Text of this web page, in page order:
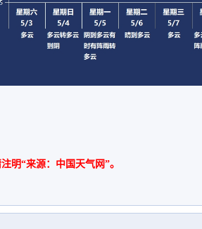
明“来源：中国天气网”。